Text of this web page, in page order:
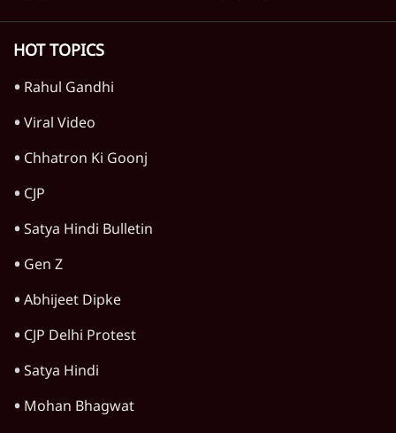
HOT TOPICS
Rahul Gandhi
Viral Video
Chhatron Ki Goonj
CJP
Satya Hindi Bulletin
Gen Z
Abhijeet Dipke
CJP Delhi Protest
Satya Hindi
Mohan Bhagwat